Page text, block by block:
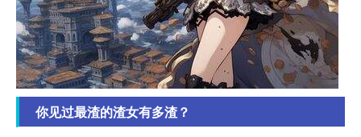
你见过最渣的渣女有多渣？